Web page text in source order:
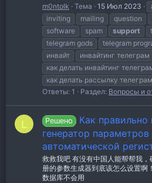
m0ntolk
Тема 15 Июл 2023
inviting
mailing question
software
spam support
telegram gods
telegram
инвайт
инвайтинг телеграм
как делать инвайтинг
как делать рассылку телеграм
Ответы: 1
Раздел: Вопросы и
L Решено
Как правильно
генератор параметров
автоматической
救救我吧 有没有中国人能帮帮我
册的参数生成器到底该怎么设置啊
数据库不会用